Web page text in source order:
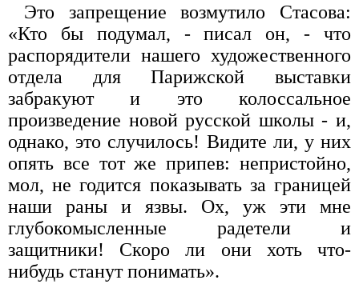
Это запрещение возмутило Стасова:
«Кто бы подумал, - писал он, - что
распорядители нашего художественного
отдела для Парижской выставки
забракуют и это колоссальное
произведение новой русской школы - и,
однако, это случилось! Видите ли, у них
опять все тот же припев: непристойно,
мол, не годится показывать за границей
наши раны и язвы. Ох, уж эти мне
глубокомысленные радетели и
защитники! Скоро ли они хоть что-
нибудь станут понимать».